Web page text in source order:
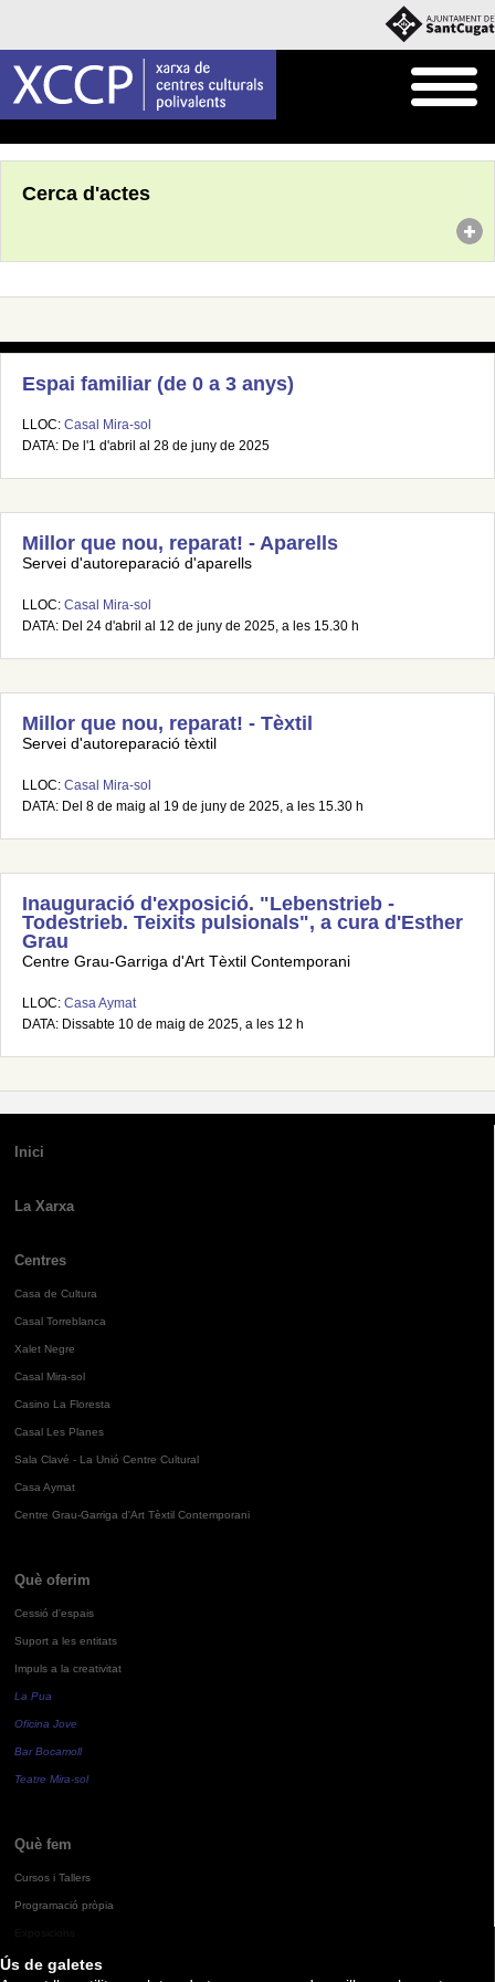
Ús de galetes
Cerca d'actes
Espai familiar (de 0 a 3 anys)
LLOC: Casal Mira-sol
DATA: De l'1 d'abril al 28 de juny de 2025
Millor que nou, reparat! - Aparells
Servei d'autoreparació d'aparells
LLOC: Casal Mira-sol
DATA: Del 24 d'abril al 12 de juny de 2025, a les 15.30 h
Millor que nou, reparat! - Tèxtil
Servei d'autoreparació tèxtil
LLOC: Casal Mira-sol
DATA: Del 8 de maig al 19 de juny de 2025, a les 15.30 h
Inauguració d'exposició. "Lebenstrieb -
Todestrieb. Teixits pulsionals", a cura d'Esther
Grau
Centre Grau-Garriga d'Art Tèxtil Contemporani
LLOC: Casa Aymat
DATA: Dissabte 10 de maig de 2025, a les 12 h
Inici
La Xarxa
Centres
Casa de Cultura
Casal Torreblanca
Xalet Negre
Casal Mira-sol
Casino La Floresta
Casal Les Planes
Sala Clavé - La Unió Centre Cultural
Casa Aymat
Centre Grau-Garriga d'Art Tèxtil Contemporani
Què oferim
Cessió d'espais
Suport a les entitats
Impuls a la creativitat
La Pua
Oficina Jove
Bar Bocamoll
Teatre Mira-sol
Què fem
Cursos i Tallers
Programació pròpia